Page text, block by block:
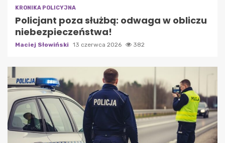
KRONIKA POLICYJNA
Policjant poza służbą: odwaga w obliczu
niebezpieczeństwa!
Maciej Słowiński 13 czerwca 2026 382